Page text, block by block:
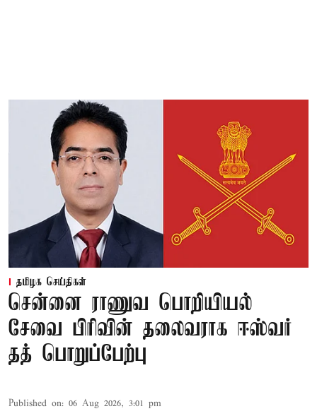
தமிழக செய்திகள்
சென்னை ராணுவ பொறியியல்
சேவை பிரிவின் தலைவராக ஈஸ்வர்
தத் பொறுப்பேற்பு
Published on: 06 Aug 2026, 3:01 pm